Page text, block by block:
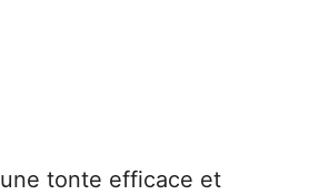
tonte efficace et